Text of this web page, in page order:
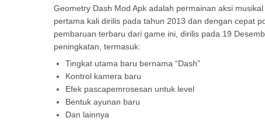
Belajar dari Orang Lain
Fitur-Fitur Geometry Dash Mod Apk
Kustomisasi Eksklusif
Menu Mod
Tanpa Iklan
Perbandingan Original vs Mod
Cara Instal dan Download Geometry Dash Mod Apk
Langkah 1: Unduh Geometry Dash Mod Apk
Langkah 2: Instal
Geometry Dash Mod Apk adalah permainan aksi
pertama kali dirilis pada tahun 2013 dan dengan cepat
pembaruan terbaru dari game ini, dirilis pada 19
peningkatan, termasuk:
Tingkat utama baru bernama “Dash”
Kontrol kamera baru
Efek pascapemrosesan untuk level
Bentuk ayunan baru
Dan lainnya